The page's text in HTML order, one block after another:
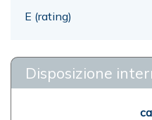
E (rating)
Disposizione